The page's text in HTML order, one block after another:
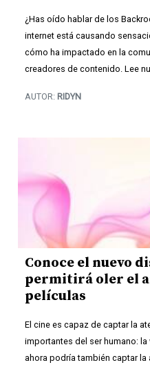
¿Has oído hablar de los
internet está causando
cómo ha impactado en la
creadores de contenido. Lee
AUTOR: RIDYN
Conoce el nuevo
permitirá oler el
películas
El cine es capaz de captar la
importantes del ser humano: la
ahora podría también captar